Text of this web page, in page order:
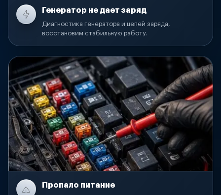
Генератор не дает заряд
Диагностика генератора и цепей заряда,
восстановим стабильную работу.
Пропало питание